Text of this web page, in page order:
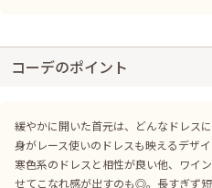
コーデのポイント
緩やかに開いた首元は、どんなドレス
身がレース使いのドレスも映えるデザ
寒色系のドレスと相性が良い他、ワイ
せてこなれ感が出すのも◎。長すぎず